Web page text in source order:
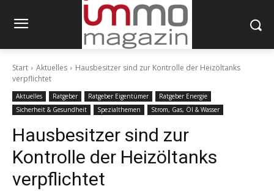
Start Aktuelles
Hausbesitzer sind zur Kontrolle der Heizöltanks
verpflichtet
Aktuelles Ratgeber Ratgeber Eigentümer
Ratgeber Energie
Sicherheit & Gesundheit
Spezialthemen Strom, Gas, Öl & Wasser
Hausbesitzer sind zur
Kontrolle der Heizöltanks
verpflichtet